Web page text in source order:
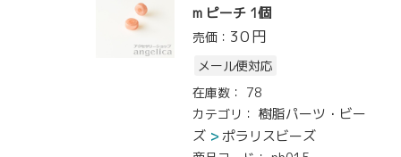
m ピーチ 1個
売価： 30円
メール便対応
在庫数： 78
カテゴリ： 樹脂パーツ・ビー
ズ
ポラリスビーズ